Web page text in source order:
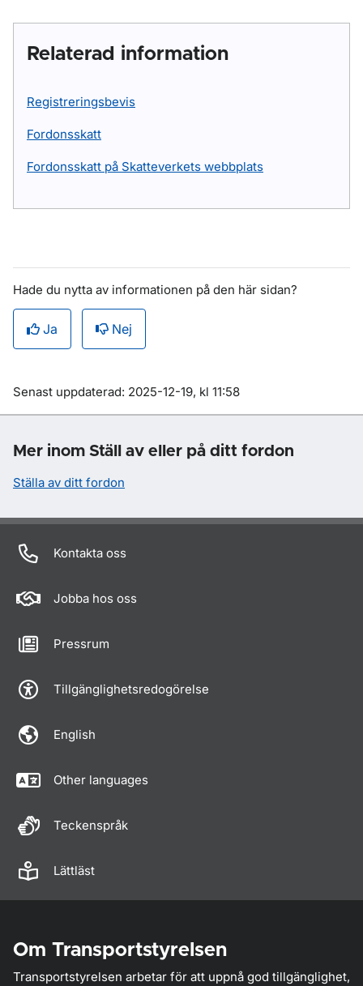
Relaterad information
Registreringsbevis
Fordonsskatt
Fordonsskatt på Skatteverkets webbplats
Hade du nytta av informationen på den här sidan?
Ja Nej
Om sidan
Senast uppdaterad: 2025-12-19, kl 11:58
Mer inom Ställ av eller på ditt fordon
Ställa av ditt fordon
Kontakta oss
Jobba hos oss
Pressrum
Tillgänglighetsredogörelse
English
Other languages
Teckenspråk
Lättläst
Om Transportstyrelsen
Transportstyrelsen arbetar för att uppnå god tillgänglighet,